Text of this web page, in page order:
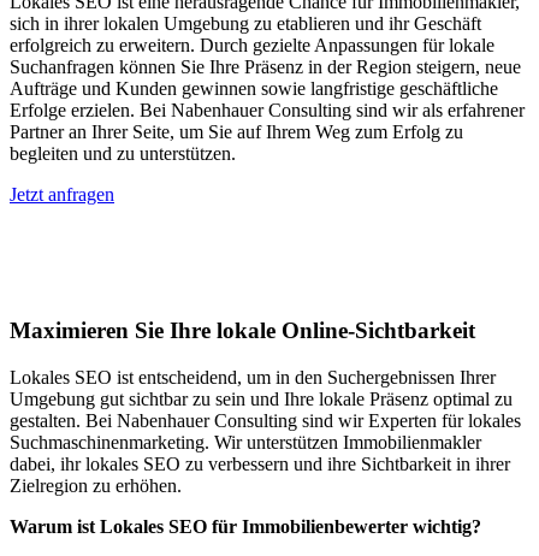
sich in ihrer lokalen Umgebung zu etablieren und ihr Geschäft
erfolgreich zu erweitern. Durch gezielte Anpassungen für lokale
Suchanfragen können Sie Ihre Präsenz in der Region steigern, neue
Aufträge und Kunden gewinnen sowie langfristige geschäftliche
Erfolge erzielen. Bei Nabenhauer Consulting sind wir als erfahrener
Partner an Ihrer Seite, um Sie auf Ihrem Weg zum Erfolg zu
begleiten und zu unterstützen.
Jetzt anfragen
Maximieren Sie Ihre lokale Online-Sichtbarkeit
Lokales SEO ist entscheidend, um in den Suchergebnissen Ihrer
Umgebung gut sichtbar zu sein und Ihre lokale Präsenz optimal zu
gestalten. Bei Nabenhauer Consulting sind wir Experten für lokales
Suchmaschinenmarketing. Wir unterstützen Immobilienmakler
dabei, ihr lokales SEO zu verbessern und ihre Sichtbarkeit in ihrer
Zielregion zu erhöhen.
Warum ist Lokales SEO für Immobilienbewerter wichtig?